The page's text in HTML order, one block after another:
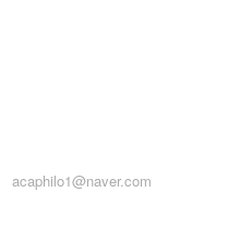
acaphilo1@naver.com